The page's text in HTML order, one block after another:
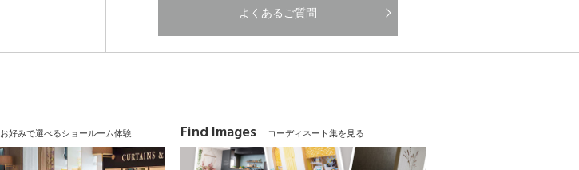
よくあるご質問
お好みで選べるショールーム体験 Find Images コーディネート集を見る